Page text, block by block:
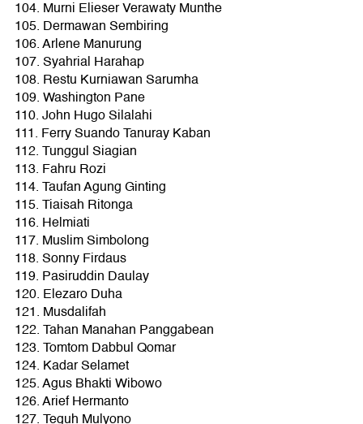
104. Murni Elieser Verawaty Munthe
105. Dermawan Sembiring
106. Arlene Manurung
107. Syahrial Harahap
108. Restu Kurniawan Sarumha
109. Washington Pane
110. John Hugo Silalahi
111. Ferry Suando Tanuray Kaban
112. Tunggul Siagian
113. Fahru Rozi
114. Taufan Agung Ginting
115. Tiaisah Ritonga
116. Helmiati
117. Muslim Simbolong
118. Sonny Firdaus
119. Pasiruddin Daulay
120. Elezaro Duha
121. Musdalifah
122. Tahan Manahan Panggabean
123. Tomtom Dabbul Qomar
124. Kadar Selamet
125. Agus Bhakti Wibowo
126. Arief Hermanto
127. Teguh Mulyono